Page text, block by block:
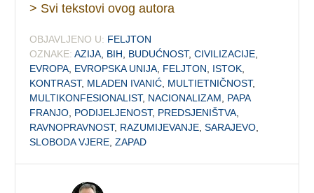
> Svi tekstovi ovog autora
OBJAVLJENO U: FELJTON
OZNAKE: AZIJA BIH BUDUĆNOST,CIVILIZACIJE
EVROPA EVROPSKA UNIJA FELJTON ISTOK
KONTRAST, MLADEN IVANIĆ MULTIETNIČNOST,
MULTIKONFESIONALIST, NACIONALIZAM
PAPA
FRANJO PODIJELJENOST, PREDSJENIŠTVA
RAVNOPRAVNOST, RAZUMIJEVANJE ,SARAJEVO
SLOBODA VJERE ,ZAPAD